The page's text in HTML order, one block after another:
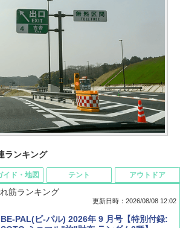
ランキング
筋ランキング
更新日時：2026/08/08 12:02
BE-PAL(ビ-パル) 2026年 9 月号【特別付録:
イド・地図 テント アウトドア